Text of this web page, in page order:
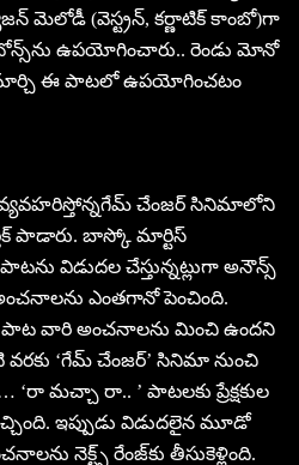
మెలోడీ (వెస్ట్ర‌న్‌, క‌ర్ణాటిక్ కాంబో)గా
ఉప‌యోగించారు.. రెండు మోనో
ఈ పాట‌లో ఉప‌యోగించ‌టం
చేంజ‌ర్ సినిమాలోని
పాడారు. బాస్కో మార్టిస్
విడుద‌ల చేస్తున్న‌ట్లుగా అనౌన్స్
అంచ‌నాల‌ను ఎంత‌గానో పెంచింది.
పాట వారి అంచ‌నాల‌ను మించి ఉంద‌ని
వ‌ర‌కు ‘గేమ్ చేంజర్’ సినిమా నుంచి
‘రా మ‌చ్చా రా.. ’ పాట‌ల‌కు ప్రేక్ష‌కుల
ఇప్పుడు విడుద‌లైన మూడో
నెక్ట్స్ రేంజ్‌కు తీసుకెళ్లింది.